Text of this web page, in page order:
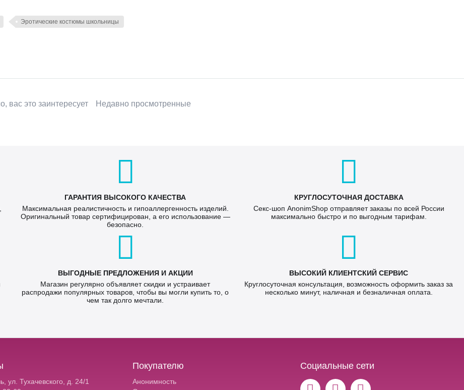
Эротические костюмы школьницы
вас это заинтересует Недавно просмотренные
ГАРАНТИЯ ВЫСОКОГО КАЧЕСТВА
Максимальная реалистичность и гипоаллергенность изделий.
Оригинальный товар сертифицирован, а его использование —
безопасно.
КРУГЛОСУТОЧНАЯ ДОСТАВКА
Секс-шоп AnonimShop отправляет заказы по всей России
максимально быстро и по выгодным тарифам.
ВЫГОДНЫЕ ПРЕДЛОЖЕНИЯ И АКЦИИ
Магазин регулярно объявляет скидки и устраивает
распродажи популярных товаров, чтобы вы могли купить то, о
чем так долго мечтали.
ВЫСОКИЙ КЛИЕНТСКИЙ СЕРВИС
Круглосуточная консультация, возможность оформить заказ за
несколько минут, наличная и безналичная оплата.
ул. Тухачевского, д. 24/1
Покупателю
Анонимность
Социальные сети